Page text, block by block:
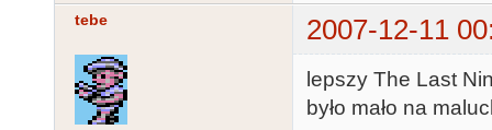
tebe 2007-12-11
lepszy The Last
było mało na